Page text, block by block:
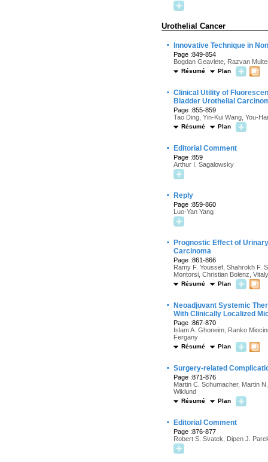
Urothelial Cancer
· Innovative Technique in
Page :849-854
Bogdan Geavlete, Razvan
Résumé Plan
· Clinical Utility of
Bladder Urothelial
Page :855-859
Tao Ding, Yin-Kui Wang, You-
Résumé Plan
· Editorial Comment
Page :859
Arthur I. Sagalowsky
· Reply
Page :859-860
Luo-Yan Yang
·
Prognostic Effect of
Carcinoma
Page :861-866
Ramy F. Youssef, Shahrokh F.
Montorsi, Christian Bolenz,
Résumé Plan
·
Neoadjuvant Systemic
With Clinically Localized
Page :867-870
Islam A. Ghoneim, Ranko
Fergany
Résumé Plan
· Surgery-related
Page :871-876
Martin C. Schumacher, Martin
Wiklund
Résumé Plan
· Editorial Comment
Page :876-877
Robert S. Svatek, Dipen J.